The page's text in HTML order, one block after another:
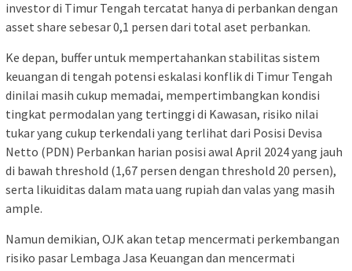
investor di Timur Tengah tercatat hanya di perbankan dengan
asset share sebesar 0,1 persen dari total aset perbankan.
Ke depan, buffer untuk mempertahankan stabilitas sistem
keuangan di tengah potensi eskalasi konflik di Timur Tengah
dinilai masih cukup memadai, mempertimbangkan kondisi
tingkat permodalan yang tertinggi di Kawasan, risiko nilai
tukar yang cukup terkendali yang terlihat dari Posisi Devisa
Netto (PDN) Perbankan harian posisi awal April 2024 yang jauh
di bawah threshold (1,67 persen dengan threshold 20 persen),
serta likuiditas dalam mata uang rupiah dan valas yang masih
ample.
Namun demikian, OJK akan tetap mencermati perkembangan
risiko pasar Lembaga Jasa Keuangan dan mencermati